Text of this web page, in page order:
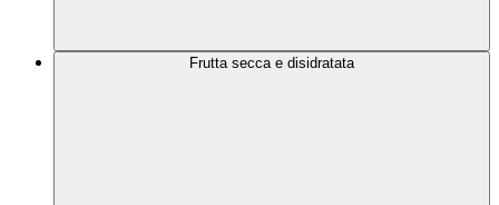
Frutta secca e disidratata